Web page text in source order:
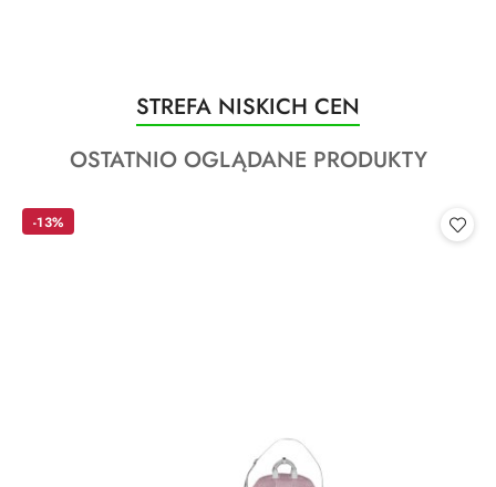
Pomiń karuzelę produktów
Produkty
o
statusie:
STREFA NISKICH CEN
Produkty
statusie:
OSTATNIO OGLĄDANE PRODUKTY
-13%